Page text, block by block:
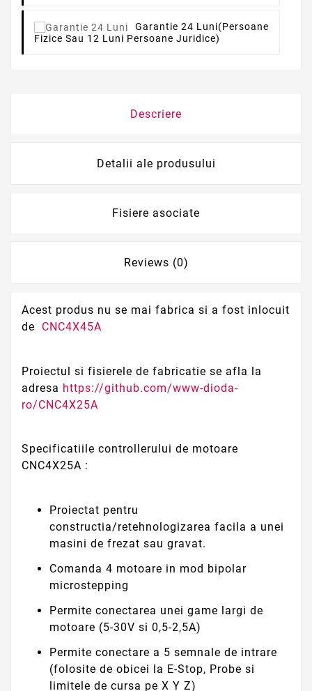
Garantie 24 Luni(persoane
Fizice Sau 12 Luni Persoane Juridice)
Descriere
Detalii ale produsului
Fisiere asociate
Reviews (0)
Acest produs nu se mai fabrica si a fost inlocuit
de CNC4X45A
Proiectul si fisierele de fabricatie se afla la
adresa https://github.com/www-dioda-
ro/CNC4X25A
Specificatiile controllerului de motoare
CNC4X25A :
Proiectat pentru
constructia/retehnologizarea facila a unei
masini de frezat sau gravat.
Comanda 4 motoare in mod bipolar
microstepping
Permite conectarea unei game largi de
motoare (5-30V si 0,5-2,5A)
Permite conectare a 5 semnale de intrare
(folosite de obicei la E-Stop, Probe si
limitele de cursa pe X Y Z)